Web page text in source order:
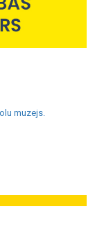
muzejs.